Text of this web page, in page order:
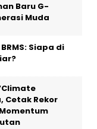
Baru G-
Muda
Siapa di
Cetak Rekor